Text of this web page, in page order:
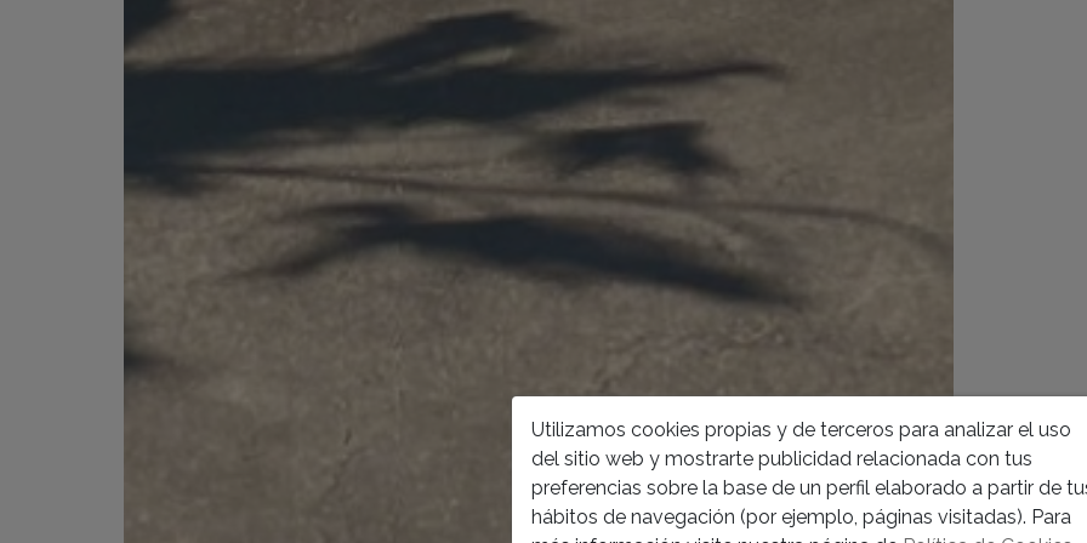
Utilizamos cookies propias y de terceros para analizar el uso
del sitio web y mostrarte publicidad relacionada con tus
preferencias sobre la base de un perfil elaborado a partir de
hábitos de navegación (por ejemplo, páginas visitadas). Para